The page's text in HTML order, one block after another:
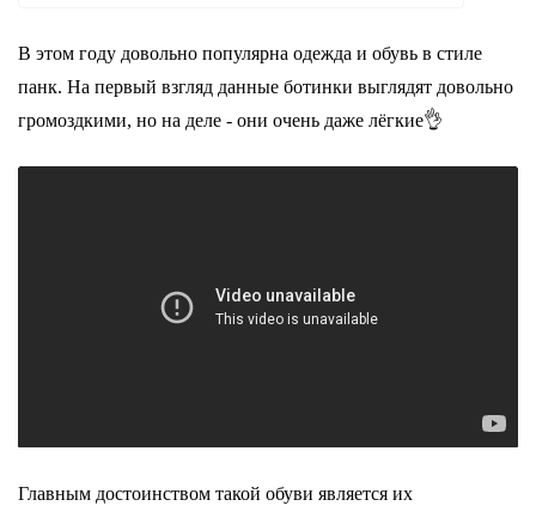
В этом году довольно популярна одежда и обувь в стиле
панк. На первый взгляд данные ботинки выглядят довольно
громоздкими, но на деле - они очень даже лёгкие👌
Главным достоинством такой обуви является их